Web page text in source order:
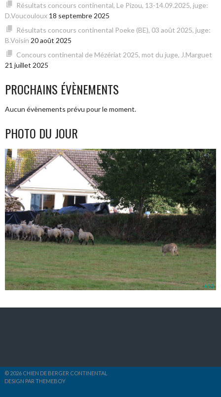
Résultats concours continental, Le Pizou, 13-14.09.2025, juge:
D.Voucouloux 18 septembre 2025
Résultats concours continental Poeke (BE), 03 août 2025, juge:
B.Voisin 20 août 2025
Concours continental de Mézériat 2025, mot du juge, J.Marguet
21 juillet 2025
PROCHAINS ÉVÈNEMENTS
Aucun évènements prévu pour le moment.
PHOTO DU JOUR
+53
© 2026 CHIEN DE BERGER CONTINENTAL
DESIGN PAR THEMEBOY